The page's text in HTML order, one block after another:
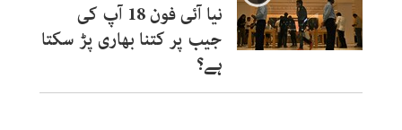
نیا آئی فون 18 آپ کی
جیب پر کتنا بھاری پڑ سکتا
ہے؟